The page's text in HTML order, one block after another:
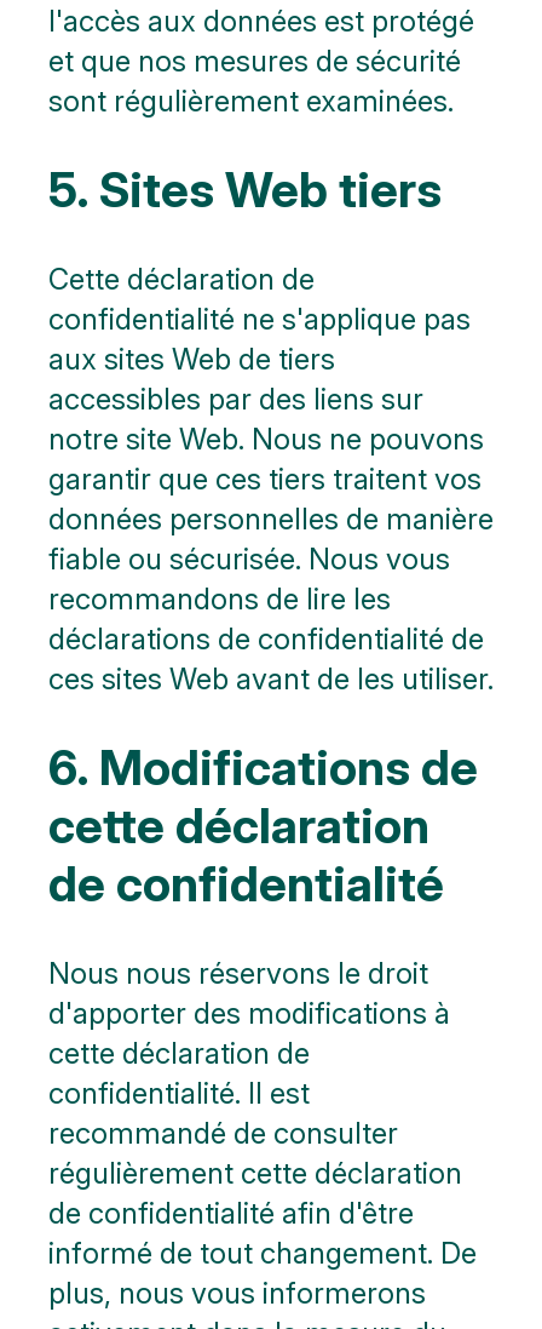
l'accès aux données est protégé
et que nos mesures de sécurité
sont régulièrement examinées.
5. Sites Web tiers
Cette déclaration de
confidentialité ne s'applique pas
aux sites Web de tiers
accessibles par des liens sur
notre site Web. Nous ne pouvons
garantir que ces tiers traitent vos
données personnelles de manière
fiable ou sécurisée. Nous vous
recommandons de lire les
déclarations de confidentialité de
ces sites Web avant de les utiliser.
6. Modifications de
cette déclaration
de confidentialité
Nous nous réservons le droit
d'apporter des modifications à
cette déclaration de
confidentialité. Il est
recommandé de consulter
régulièrement cette déclaration
de confidentialité afin d'être
informé de tout changement. De
plus, nous vous informerons